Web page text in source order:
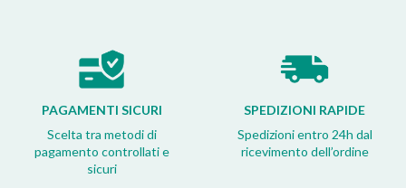
PAGAMENTI SICURI
Scelta tra metodi di
pagamento controllati e
sicuri
SPEDIZIONI RAPIDE
Spedizioni entro 24h dal
ricevimento dell’ordine